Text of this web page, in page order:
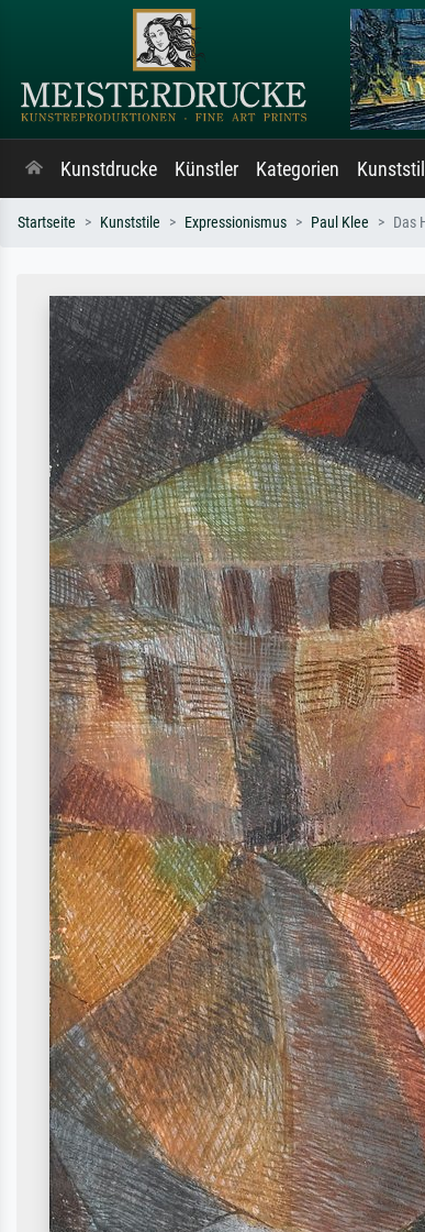
Kunstdrucke Künstler Kategorien
Startseite Kunststile Expressionismus Paul Klee Das